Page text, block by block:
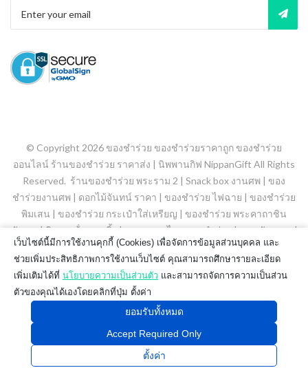
© Copyright 2026ของชำร่วย ของชำร่วยราคาถูก ของชำร่วย
ออนไลน์ ร้านของชำร่วย ราคาส่ง | นิพพานกิฟ NippanGift All Rights
Reserved. ร้านของชำร่วย พระราม 2 | Snack box งานศพ | ของ
ชำร่วยงานศพ | ดอกไม้จันทน์ ราคา | ของชำร่วย ไฟฉาย | ของชําร่วย
พิมเสน | ของชําร่วย กระเป๋าใส่เหรียญ | ของชำร่วย พระคาถาชิน
บัญชร
| พิมเสนน้ํา ลูกกลิ้ง | ยาดมสมุนไพร ของชำร่วย | ขนมจัดเบรค
|
ของชําร่วย สเปรย์แอลกอฮอล์|ของชำร่วยถุงผ้า|
เว็บไซต์นี้มีการใช้งานคุกกี้ (Cookies) เพื่อจัดการข้อมูลส่วนบุคคล และ
ช่วยเพิ่มประสิทธิภาพการใช้งานเว็บไซต์ คุณสามารถศึกษารายละเอียด
เพิ่มเติมได้ที่ นโยบายความเป็นส่วนตัว และสามารถจัดการความเป็นส่วน
ตัวของคุณได้เองโดยคลิกที่ปุ่ม ตั้งค่า
ยอมรับทั้งหมด
Accept Required Only
ตั้งค่า